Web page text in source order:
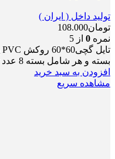
تولید داخل ( ایران )
تومان108.000
نمره 0 از 5
بسته و هر شامل بسته 8 عدد تایل میباشد.
افزودن به سبد خرید
مشاهده سریع